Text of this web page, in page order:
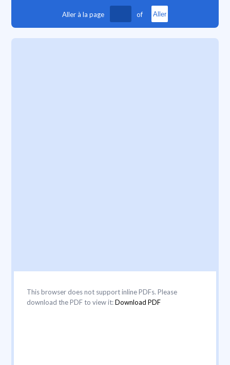
Aller à la page of Aller
This browser does not support inline PDFs. Please
download the PDF to view it:Download PDF